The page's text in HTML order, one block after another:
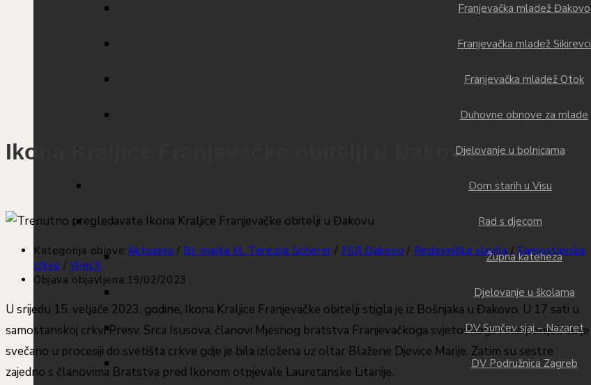
Franjevačka mladež Đakovo
Franjevačka mladež Sikirevci
Franjevačka mladež Otok
Duhovne obnove za mlade
Djelovanje u bolnicama
Dom starih u Visu
Rad s djecom
Župna kateheza
Djelovanje u školama
DV Sunčev sjaj – Nazaret
DV Podružnica Zagreb
Ikona Kraljice Franjevačke obitelji u Đakovu
Kategorija objave:Aktualno / Bl. majka M. Terezija Scherer / FSR Đakovo / Redovnička slavlja / Samostanska
crkva / Vijesti
Objava objavljena: 19/02/2023
U srijedu 15. veljače 2023. godine, Ikona Kraljice Franjevačke obitelji stigla je iz Bošnjaka u Đakovo. U 17 sati u
samostanskoj crkvi Presv. Srca Isusova, članovi Mjesnog bratstva Franjevačkoga svjetovnoga reda ponijeli su je
svečano u procesiji do svetišta crkve gdje je bila izložena uz oltar Blažene Djevice Marije. Zatim su sestre
zajedno s članovima Bratstva pred Ikonom otpjevale Lauretanske Litanije.